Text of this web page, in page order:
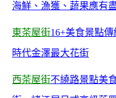
海鮮、漁獲、蔬果應有
東茶屋街16+美食景點
時代金澤最大花街
西茶屋街不繞路景點美